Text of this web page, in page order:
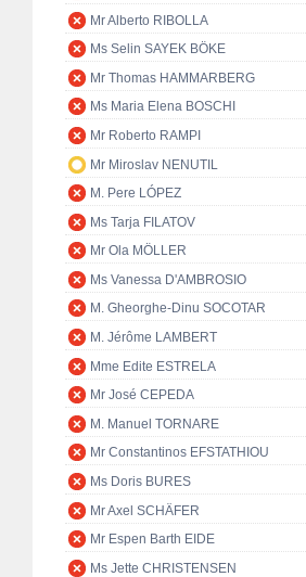
Mr Alberto RIBOLLA
Ms Selin SAYEK BÖKE
Mr Thomas HAMMARBERG
Ms Maria Elena BOSCHI
Mr Roberto RAMPI
Mr Miroslav NENUTIL
M. Pere LÓPEZ
Ms Tarja FILATOV
Mr Ola MÖLLER
Ms Vanessa D'AMBROSIO
M. Gheorghe-Dinu SOCOTAR
M. Jérôme LAMBERT
Mme Edite ESTRELA
Mr José CEPEDA
M. Manuel TORNARE
Mr Constantinos EFSTATHIOU
Ms Doris BURES
Mr Axel SCHÄFER
Mr Espen Barth EIDE
Ms Jette CHRISTENSEN